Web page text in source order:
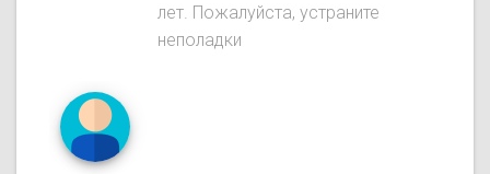
лет. Пожалуйста, устраните
неполадки